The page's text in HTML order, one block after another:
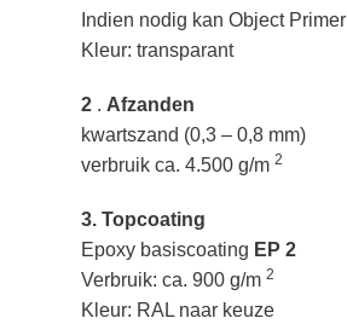
Indien nodig kan Object Primer
Kleur: transparant
2 . Afzanden
kwartszand (0,3 – 0,8 mm)
verbruik ca. 4.500 g/m 2
3. Topcoating
Epoxy basiscoating EP 2
Verbruik: ca. 900 g/m 2
Kleur: RAL naar keuze